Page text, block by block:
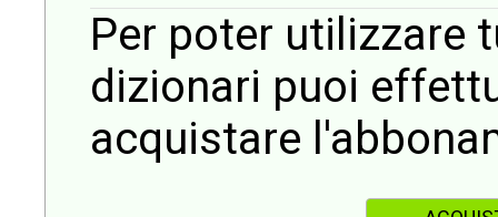
Per poter utilizzare
dizionari puoi
acquistare